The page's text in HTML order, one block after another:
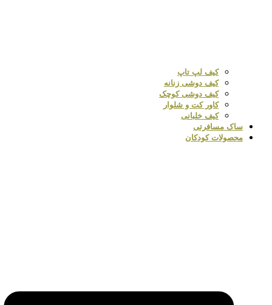
کیف لپ تاپ
کیف دوشی زنانه
کیف دوشی کوچک
کاور کت و شلوار
کیف خلبانی
ساک مسافرتی
محصولات کودکان